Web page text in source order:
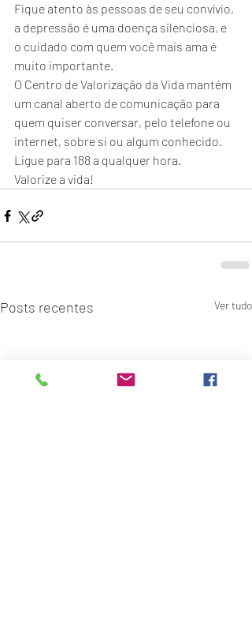
Fique atento às pessoas de seu convívio,
a depressão é uma doença silenciosa, e
o cuidado com quem você mais ama é
muito importante.
O Centro de Valorização da Vida mantém
um canal aberto de comunicação para
quem quiser conversar, pelo telefone ou
internet, sobre si ou algum conhecido.
Ligue para 188 a qualquer hora.
Valorize a vida!
Posts recentes Ver tudo